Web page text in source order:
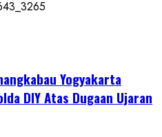
Yogyakarta
DIY Atas Dugaan Ujaran